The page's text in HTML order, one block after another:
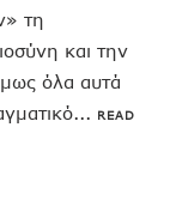
τη
και την
όλα αυτά
READ